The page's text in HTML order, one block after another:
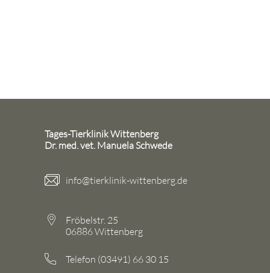
Tages-Tierklinik Wittenberg
Dr. med. vet. Manuela Schwede
info@tierklinik-wittenberg.de
Fröbelstr. 25
06886 Wittenberg
Telefon (03491) 66 30 15